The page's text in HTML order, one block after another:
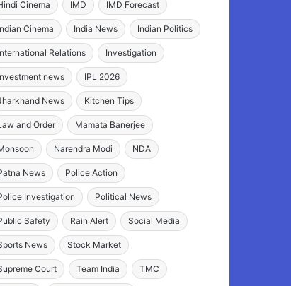
Cinema IMD IMD Forecast
Cinema India News Indian Politics
Relations Investigation
news IPL 2026
News Kitchen Tips
and Order Mamata Banerjee
Narendra Modi NDA
News Police Action
Investigation Political News
Safety Rain Alert Social Media
News Stock Market
Court Team India TMC